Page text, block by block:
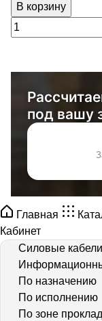
В корзину
под вашу
Главная
Кабинет
Силовые кабели
По назначению
По исполнению
По зоне